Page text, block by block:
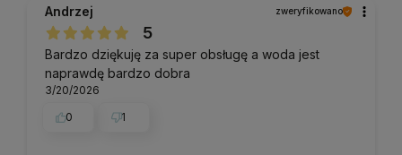
Andrzej zweryfikowano
5
Bardzo dziękuję za super obsługę a woda jest
naprawdę bardzo dobra
3/20/2026
0
1